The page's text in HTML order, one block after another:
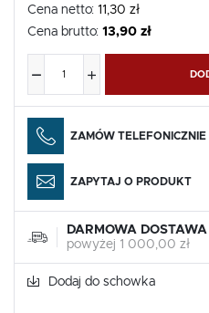
Cena netto: 11,30 zł
Cena brutto: 13,90 zł
ZAMÓW TELEFONICZNIE
ZAPYTAJ O PRODUKT
DARMOWA DOSTAWA
powyżej 1 000,00 zł
Dodaj do schowka